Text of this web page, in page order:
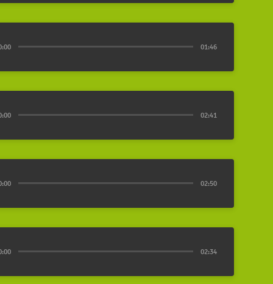
01:46
02:41
02:50
02:34